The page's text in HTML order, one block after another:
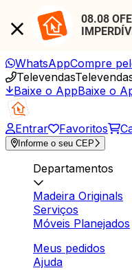
08.08
WhatsAppCompre
Televendas
Baixe o AppBaixe o
Entrar Favoritos
Informe o seu CEP
Departamentos
Madeira Originals
Serviços
Móveis Planejados
Meus pedidos
Ajuda